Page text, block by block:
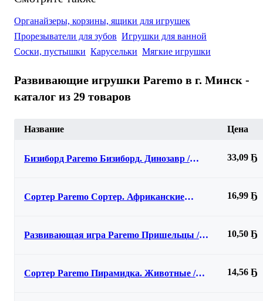
Органайзеры, корзины, ящики для игрушек
Прорезыватели для зубов Игрушки для ванной
Соски, пустышки Карусельки Мягкие игрушки
Развивающие игрушки Paremo в г. Минск -
каталог из 29 товаров
Название Цена
Бизиборд Paremo Бизиборд. Динозавр /
33,09 Ҕ
Сортер Paremo Сортер. Африканские
16,99 Ҕ
Развивающая игра Paremo Пришельцы /
10,50 Ҕ
Сортер Paremo Пирамидка. Животные /
14,56 Ҕ